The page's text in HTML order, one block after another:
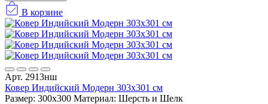
В корзине
Арт. 2913нш
Ковер Индийский Модерн 303x301 см
Размер: 300x300 Материал: Шерсть и Шелк